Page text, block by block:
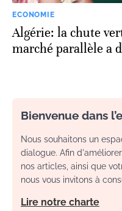
ECONOMIE
Algérie: la chute
marché parallèle a
Bienvenue dans
Nous souhaitons un
dialogue. Afin
nos articles, ainsi que
nous vous invitons à
Lire notre charte